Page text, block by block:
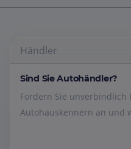
Händler
Sind Sie Autohändler?
Fordern Sie
Autohauskennern an und